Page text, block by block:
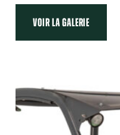
VOIR LA GALERIE